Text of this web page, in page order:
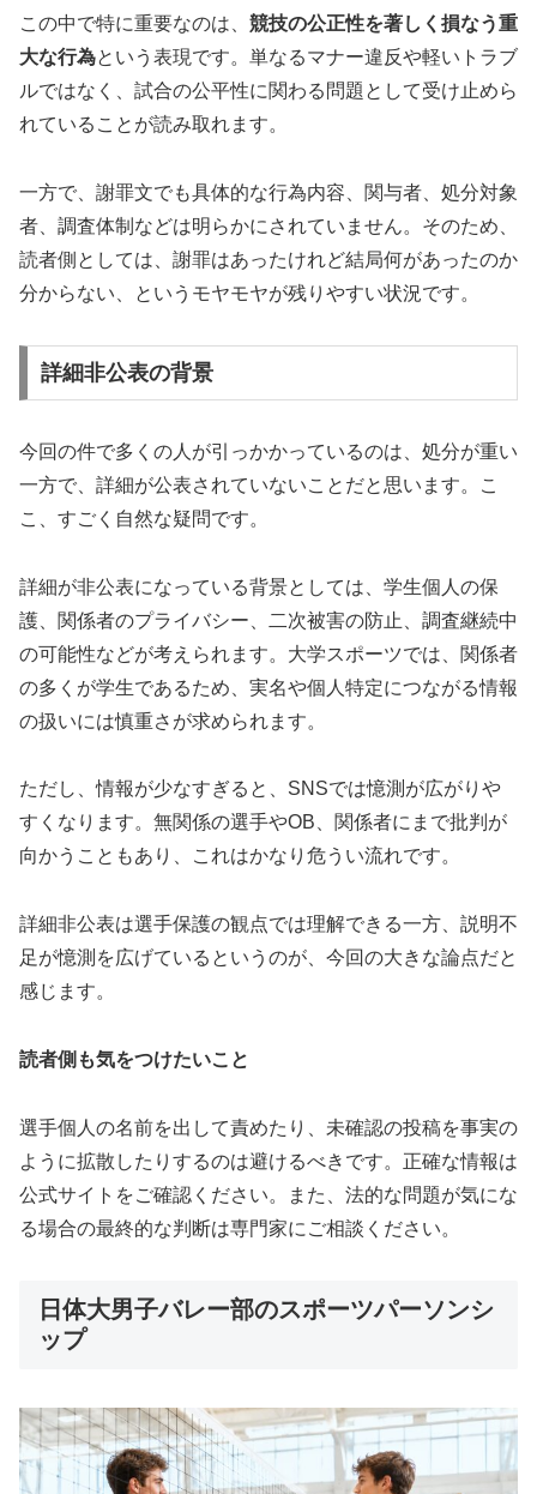
この中で特に重要なのは、 競技の公正性を著しく損なう重
大な行為という表現です。単なるマナー違反や軽いトラブ
ルではなく、試合の公平性に関わる問題として受け止めら
れていることが読み取れます。
一方で、謝罪文でも具体的な行為内容、関与者、処分対象
者、調査体制などは明らかにされていません。そのため、
読者側としては、謝罪はあったけれど結局何があったのか
分からない、というモヤモヤが残りやすい状況です。
詳細非公表の背景
今回の件で多くの人が引っかかっているのは、処分が重い
一方で、詳細が公表されていないことだと思います。こ
こ、すごく自然な疑問です。
詳細が非公表になっている背景としては、学生個人の保
護、関係者のプライバシー、二次被害の防止、調査継続中
の可能性などが考えられます。大学スポーツでは、関係者
の多くが学生であるため、実名や個人特定につながる情報
の扱いには慎重さが求められます。
ただし、情報が少なすぎると、SNSでは憶測が広がりや
すくなります。無関係の選手やOB、関係者にまで批判が
向かうこともあり、これはかなり危うい流れです。
詳細非公表は選手保護の観点では理解できる一方、説明不
足が憶測を広げている というのが、今回の大きな論点だと
感じます。
読者側も気をつけたいこと
選手個人の名前を出して責めたり、未確認の投稿を事実の
ように拡散したりするのは避けるべきです。正確な情報は
公式サイトをご確認ください。また、法的な問題が気にな
る場合の最終的な判断は専門家にご相談ください。
日体大男子バレー部のスポーツパーソンシ
ップ